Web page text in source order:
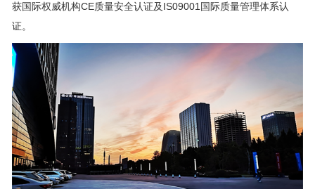
获国际权威机构CE质量安全认证及IS09001国际质量管理体系认
证。